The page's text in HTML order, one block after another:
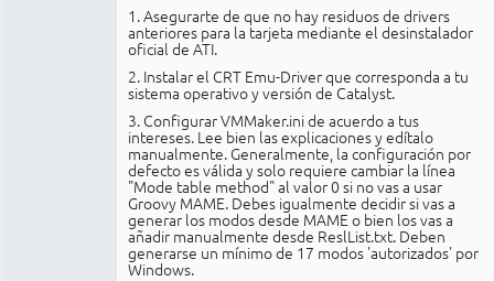
1. Asegurarte de que no hay residuos de drivers
anteriores para la tarjeta mediante el desinstalador
oficial de ATI.
2. Instalar el CRT Emu-Driver que corresponda a tu
sistema operativo y versión de Catalyst.
3. Configurar VMMaker.ini de acuerdo a tus
intereses. Lee bien las explicaciones y edítalo
manualmente. Generalmente, la configuración por
defecto es válida y solo requiere cambiar la línea
"Mode table method" al valor 0 si no vas a usar
Groovy MAME. Debes igualmente decidir si vas a
generar los modos desde MAME o bien los vas a
añadir manualmente desde ReslList.txt. Deben
generarse un mínimo de 17 modos 'autorizados' por
Windows.